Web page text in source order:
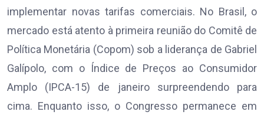
implementar novas tarifas comerciais. No Brasil, o
mercado está atento à primeira reunião do Comitê de
Política Monetária (Copom) sob a liderança de Gabriel
Galípolo, com o Índice de Preços ao Consumidor
Amplo (IPCA-15) de janeiro surpreendendo para
cima. Enquanto isso, o Congresso permanece em